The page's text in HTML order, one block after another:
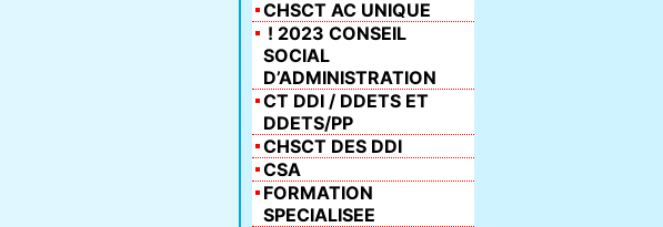
CHSCT AC UNIQUE
! 2023 CONSEIL
SOCIAL
D’ADMINISTRATION
CT DDI / DDETS ET
DDETS/PP
CHSCT DES DDI
CSA
FORMATION
SPECIALISEE